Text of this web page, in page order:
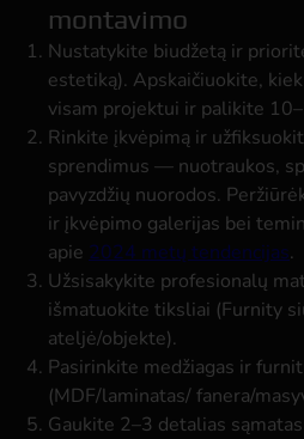
montavimo
Nustatykite biudžetą ir
estetiką). Apskaičiuokite,
visam projektui ir palikite
Rinkite įkvėpimą ir
sprendimus — nuotraukos,
pavyzdžių nuorodos.
ir įkvėpimo galerijas bei
apie 2024 metų tendencijas.
Užsisakykite profesionalų
išmatuokite tiksliai (Furnity
ateljė/objekte).
Pasirinkite medžiagas ir
(MDF/laminatas/ fanera/
Gaukite 2–3 detalias